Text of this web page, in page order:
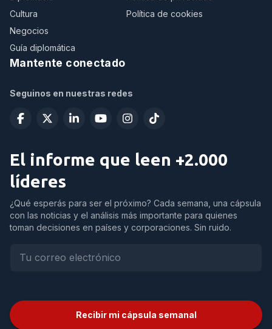
Cultura
Negocios
Guía diplomática
Política de cookies
Mantente conectado
Seguinos en nuestras redes
El informe que leen +2.000
líderes
¿Qué esperás para ser el próximo? Cada semana, una cápsula
con las noticias y el análisis más importante para quienes
toman decisiones en países y corporaciones. Sin ruido.
Recibir mi cápsula semanal